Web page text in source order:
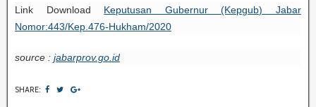
Link Download Keputusan Gubernur (Kepgub) Jabar
Nomor:443/Kep.476-Hukham/2020
source : jabarprov.go.id
SHARE: